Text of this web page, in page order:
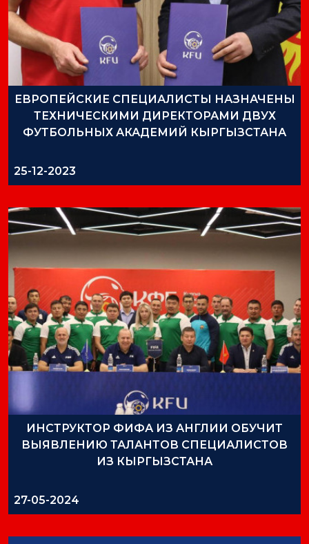
ЕВРОПЕЙСКИЕ СПЕЦИАЛИСТЫ НАЗНАЧЕНЫ
ТЕХНИЧЕСКИМИ ДИРЕКТОРАМИ ДВУХ
ФУТБОЛЬНЫХ АКАДЕМИЙ КЫРГЫЗСТАНА
25-12-2023
ИНСТРУКТОР ФИФА ИЗ АНГЛИИ ОБУЧИТ
ВЫЯВЛЕНИЮ ТАЛАНТОВ СПЕЦИАЛИСТОВ
ИЗ КЫРГЫЗСТАНА
27-05-2024